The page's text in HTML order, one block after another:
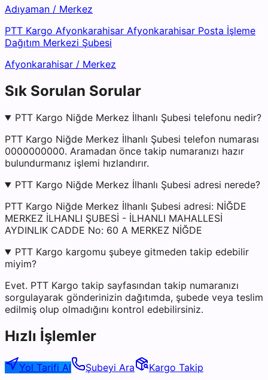
Adıyaman / Merkez
PTT Kargo Afyonkarahisar Afyonkarahisar Posta İşleme
Dağıtım Merkezi Şubesi
Afyonkarahisar / Merkez
Sık Sorulan Sorular
PTT Kargo Niğde Merkez İlhanlı Şubesi telefonu nedir?
PTT Kargo Niğde Merkez İlhanlı Şubesi telefon numarası
0000000000. Aramadan önce takip numaranızı hazır
bulundurmanız işlemi hızlandırır.
PTT Kargo Niğde Merkez İlhanlı Şubesi adresi nerede?
PTT Kargo Niğde Merkez İlhanlı Şubesi adresi: NİĞDE
MERKEZ İLHANLI ŞUBESİ - İLHANLI MAHALLESİ
AYDINLIK CADDE No: 60 A MERKEZ NİĞDE
PTT Kargo kargomu şubeye gitmeden takip edebilir
miyim?
Evet. PTT Kargo takip sayfasından takip numaranızı
sorgulayarak gönderinizin dağıtımda, şubede veya teslim
edilmiş olup olmadığını kontrol edebilirsiniz.
Hızlı İşlemler
Yol Tarifi Al Şubeyi Ara
Kargo Takip